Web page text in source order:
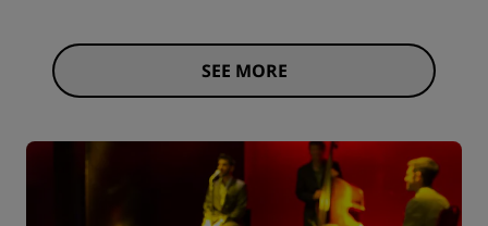
SEE MORE